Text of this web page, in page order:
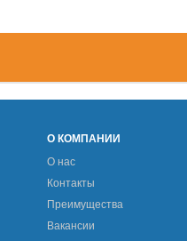
О КОМПАНИИ
О нас
Контакты
Преимущества
Вакансии